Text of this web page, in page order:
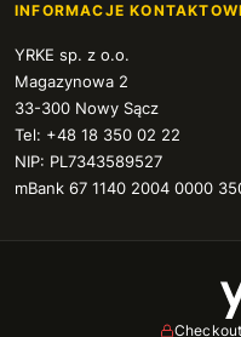
INFORMACJE
YRKE sp. z o.o.
Magazynowa 2
33-300 Nowy Sącz
Tel: +48 18 350 02 22
NIP: PL7343589527
mBank 67 1140 2004 0000